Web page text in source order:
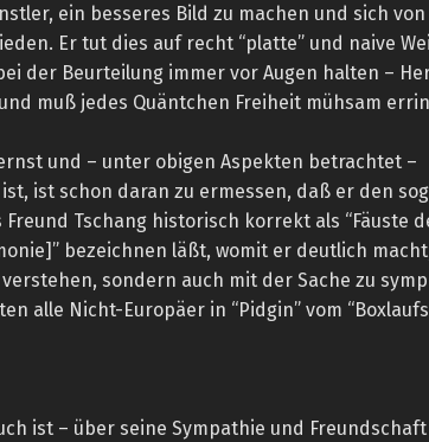
ein besseres Bild zu machen und sich
Er tut dies auf recht “platte” und naive
der Beurteilung immer vor Augen halten –
muß jedes Quäntchen Freiheit mühsam
und – unter obigen Aspekten betrachtet –
ist schon daran zu ermessen, daß er den
Freund Tschang historisch korrekt als “Fäuste
bezeichnen läßt, womit er deutlich
sondern auch mit der Sache zu
alle Nicht-Europäer in “Pidgin” vom
ist – über seine Sympathie und